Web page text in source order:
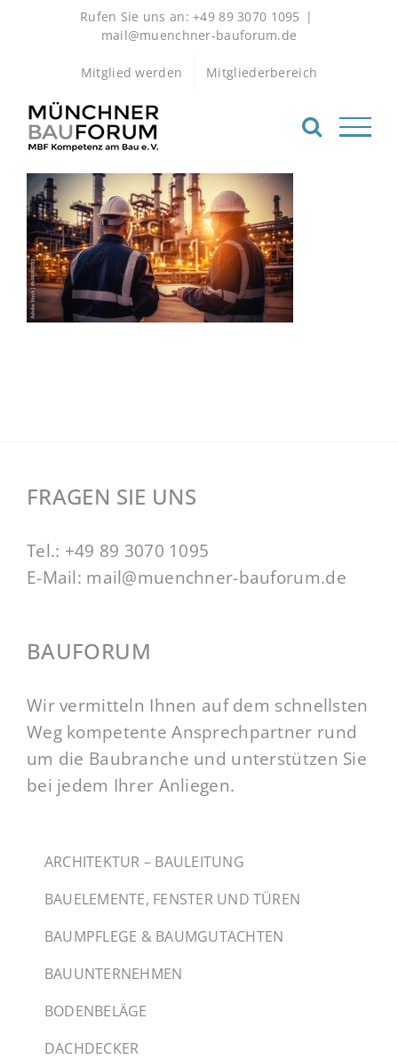
Rufen Sie uns an: +49 89 3070 1095 |
mail@muenchner-bauforum.de
Mitglied werden Mitgliederbereich
FRAGEN SIE UNS
Tel.: +49 89 3070 1095
E-Mail: mail@muenchner-bauforum.de
BAUFORUM
Wir vermitteln Ihnen auf dem schnellsten
Weg kompetente Ansprechpartner rund
um die Baubranche und unterstützen Sie
bei jedem Ihrer Anliegen.
ARCHITEKTUR – BAULEITUNG
BAUELEMENTE, FENSTER UND TÜREN
BAUMPFLEGE & BAUMGUTACHTEN
BAUUNTERNEHMEN
BODENBELÄGE
DACHDECKER